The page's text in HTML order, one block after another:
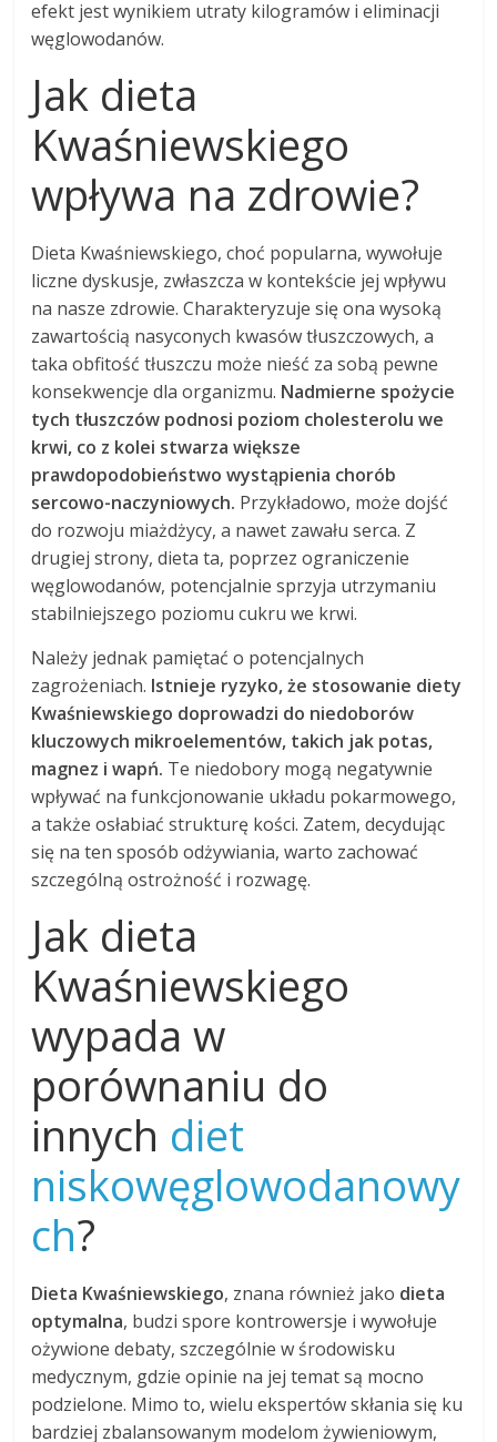
efekt jest wynikiem utraty kilogramów i eliminacji
węglowodanów.
Jak dieta
Kwaśniewskiego
wpływa na zdrowie?
Dieta Kwaśniewskiego, choć popularna, wywołuje
liczne dyskusje, zwłaszcza w kontekście jej wpływu
na nasze zdrowie. Charakteryzuje się ona wysoką
zawartością nasyconych kwasów tłuszczowych, a
taka obfitość tłuszczu może nieść za sobą pewne
konsekwencje dla organizmu. Nadmierne spożycie
tych tłuszczów podnosi poziom cholesterolu we
krwi, co z kolei stwarza większe
prawdopodobieństwo wystąpienia chorób
sercowo-naczyniowych. Przykładowo, może dojść
do rozwoju miażdżycy, a nawet zawału serca. Z
drugiej strony, dieta ta, poprzez ograniczenie
węglowodanów, potencjalnie sprzyja utrzymaniu
stabilniejszego poziomu cukru we krwi.
Należy jednak pamiętać o potencjalnych
zagrożeniach. Istnieje ryzyko, że stosowanie diety
Kwaśniewskiego doprowadzi do niedoborów
kluczowych mikroelementów, takich jak potas,
magnez i wapń. Te niedobory mogą negatywnie
wpływać na funkcjonowanie układu pokarmowego,
a także osłabiać strukturę kości. Zatem, decydując
się na ten sposób odżywiania, warto zachować
szczególną ostrożność i rozwagę.
Jak dieta
Kwaśniewskiego
wypada w
porównaniu do
innych diet
niskowęglowodanowy
ch?
Dieta Kwaśniewskiego, znana również jako dieta
optymalna, budzi spore kontrowersje i wywołuje
ożywione debaty, szczególnie w środowisku
medycznym, gdzie opinie na jej temat są mocno
podzielone. Mimo to, wielu ekspertów skłania się ku
bardziej zbalansowanym modelom żywieniowym,